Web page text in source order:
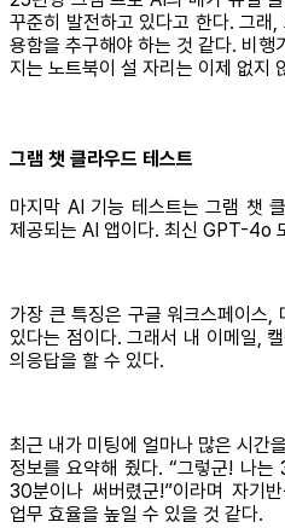
꾸준히 발전하고 있다고 한다. 그래
용함을 추구해야 하는 것 같다. 비행
지는 노트북이 설 자리는 이제 없지
그램 챗 클라우드 테스트
마지막 AI 기능 테스트는 그램 챗
제공되는 AI 앱이다. 최신 GPT-4o
가장 큰 특징은 구글 워크스페이스,
있다는 점이다. 그래서 내 이메일,
의응답을 할 수 있다.
최근 내가 미팅에 얼마나 많은 시간
정보를 요약해 줬다. “그렇군! 나
30분이나 써버렸군!”이라며 자기
업무 효율을 높일 수 있을 것 같다.